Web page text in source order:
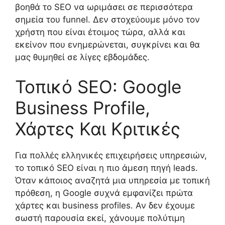
βοηθά το SEO να ωριμάσει σε περισσότερα
σημεία του funnel. Δεν στοχεύουμε μόνο τον
χρήστη που είναι έτοιμος τώρα, αλλά και
εκείνον που ενημερώνεται, συγκρίνει και θα
μας θυμηθεί σε λίγες εβδομάδες.
Τοπικό SEO: Google
Business Profile,
Χάρτες Και Κριτικές
Για πολλές ελληνικές επιχειρήσεις υπηρεσιών,
το τοπικό SEO είναι η πιο άμεση πηγή leads.
Όταν κάποιος αναζητά μια υπηρεσία με τοπική
πρόθεση, η Google συχνά εμφανίζει πρώτα
χάρτες και business profiles. Αν δεν έχουμε
σωστή παρουσία εκεί, χάνουμε πολύτιμη